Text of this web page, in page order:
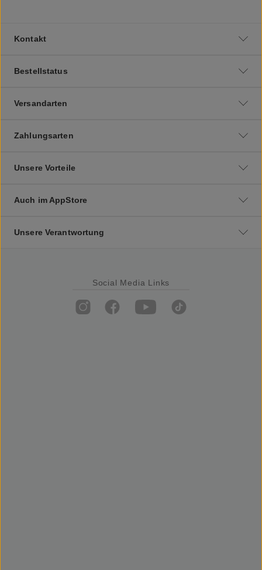
Kontakt
Bestellstatus
Versandarten
Zahlungsarten
Unsere Vorteile
Auch im AppStore
Unsere Verantwortung
Social Media Links